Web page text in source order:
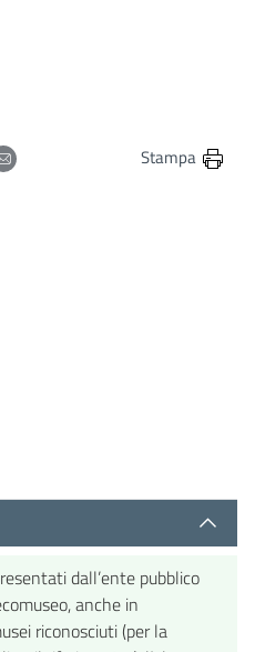
pagina su Facebook
questa pagina su Twitter
questa pagina su Linkedin
Condividi questa pagina via
Stampa
dall’ente pubblico
anche in
riconosciuti (per la